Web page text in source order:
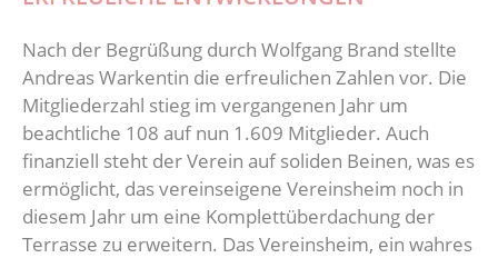
Nach der Begrüßung durch Wolfgang Brand stellte
Andreas Warkentin die erfreulichen Zahlen vor. Die
Mitgliederzahl stieg im vergangenen Jahr um
beachtliche 108 auf nun 1.609 Mitglieder. Auch
finanziell steht der Verein auf soliden Beinen, was es
ermöglicht, das vereinseigene Vereinsheim noch in
diesem Jahr um eine Komplettüberdachung der
Terrasse zu erweitern. Das Vereinsheim, ein wahres